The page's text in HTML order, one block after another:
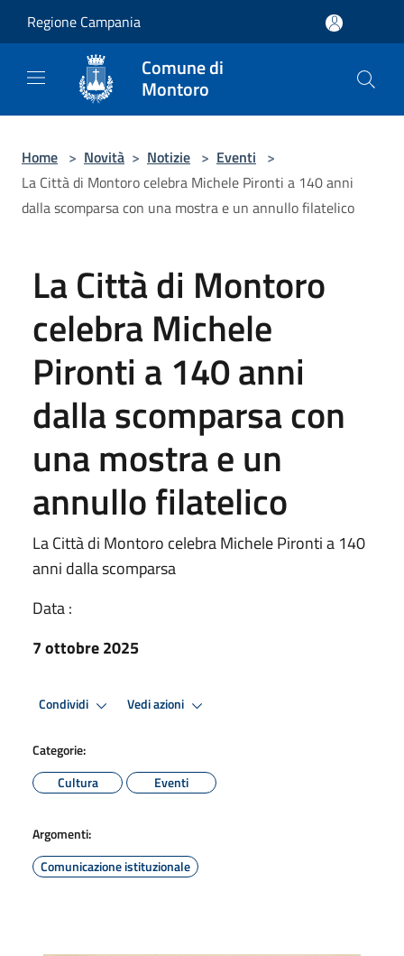
Regione Campania
Comune di
Montoro
Home > Novità > Notizie > Eventi >
La Città di Montoro celebra Michele Pironti a 140 anni
dalla scomparsa con una mostra e un annullo filatelico
La Città di Montoro
celebra Michele
Pironti a 140 anni
dalla scomparsa con
una mostra e un
annullo filatelico
La Città di Montoro celebra Michele Pironti a 140
anni dalla scomparsa
Data :
7 ottobre 2025
Condividi Vedi azioni
Categorie:
Cultura
Eventi
Argomenti:
Comunicazione istituzionale